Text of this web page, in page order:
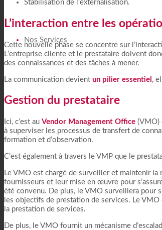
Nos Services
Stabilisation de l’externalisation.
L’interaction entre les
Cette nouvelle phase se concentre sur
L’entreprise cliente et le prestataire doivent
des connaissances et des tâches à mener.
La communication devient un pilier essentiel ,
Gestion du prestataire
Ici, c’est au Vendor Management Office (VMO)
à superviser les processus de transfert de
formation et d’observation.
C’est également à travers le VMP que le
Le VMO est chargé de surveiller et maintenir
fournisseurs et leur mise en œuvre pour
été convenu. De plus, le VMO surveillera pour
les objectifs de prestation de services. Le
la prestation de services.
De plus, le VMO fournit un mécanisme